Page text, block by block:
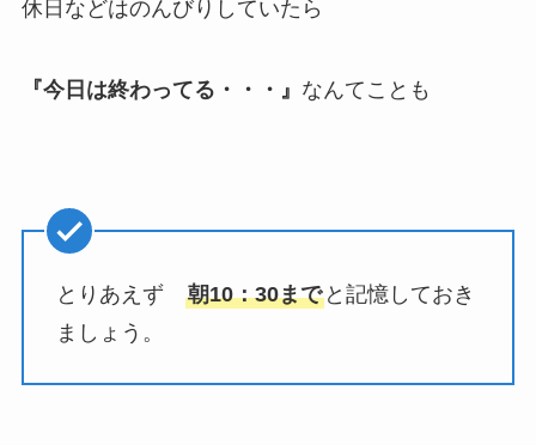
休日などはのんびりしていたら
『今日は終わってる・・・』 なんてことも
とりあえず 朝10：30までと記憶しておき
ましょう。